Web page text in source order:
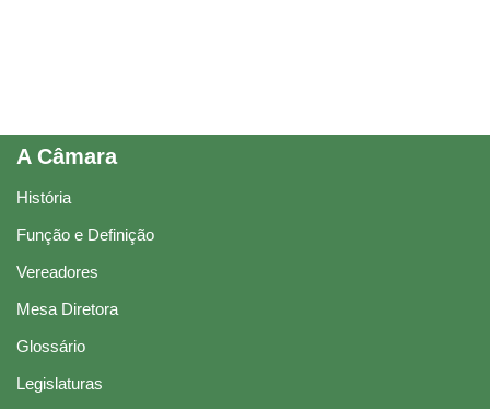
A Câmara
História
Função e Definição
Vereadores
Mesa Diretora
Glossário
Legislaturas